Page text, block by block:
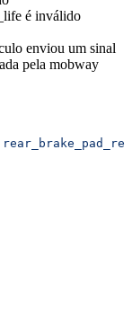
é inválido
enviou um sinal
pela mobway